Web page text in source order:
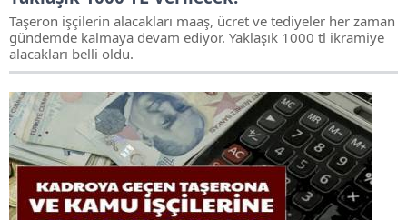
Taşeron işçilerin alacakları maaş, ücret ve tediyeler her zaman
gündemde kalmaya devam ediyor. Yaklaşık 1000 tl ikramiye
alacakları belli oldu.